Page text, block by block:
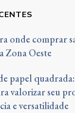
onde comprar
Zona Oeste
papel
valorizar seu
e versatilidade